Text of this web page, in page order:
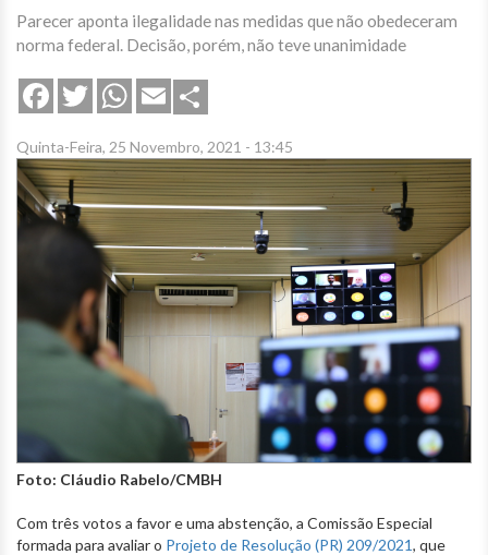
Parecer aponta ilegalidade nas medidas que não obedeceram
norma federal. Decisão, porém, não teve unanimidade
FacebookTwitterWhatsApp
Email
Quinta-Feira, 25 Novembro, 2021 - 13:45
Foto: Cláudio Rabelo/CMBH
Com três votos a favor e uma abstenção, a Comissão Especial
formada para avaliar o Projeto de Resolução (PR) 209/2021, que